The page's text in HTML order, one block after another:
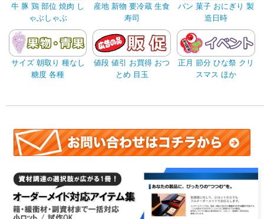
牛 豚 鶏 部位 焼肉 し
ゃぶしゃぶ
産地 新物 要冷蔵 生食
寿司
パン 菓子 おにぎり 製
造日時
サイズ 朝取り 種なし
糖度 各種
値段 値引 お買得 おつ
とめ 目玉
正月 節分 ひな祭 クリ
スマス ほか